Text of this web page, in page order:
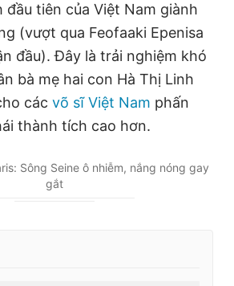
đầu tiên của Việt Nam giành
(vượt qua Feofaaki Epenisa
đầu). Đây là trải nghiệm khó
bà mẹ hai con Hà Thị Linh
các võ sĩ Việt Nam phấn
thành tích cao hơn.
Sông Seine ô nhiễm, nắng nóng gay
gắt